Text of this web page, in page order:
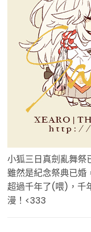
小狐三日真劍亂舞
雖然是紀念祭典已婚
超過千年了(喂)，千
漫！<333